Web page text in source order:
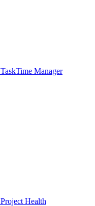
TaskTime Manager
Project Health